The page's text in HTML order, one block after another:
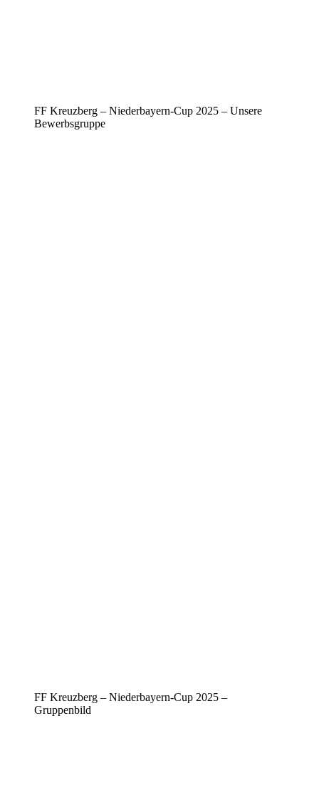
FF Kreuzberg – Niederbayern-Cup 2025 – Unsere
Bewerbsgruppe
FF Kreuzberg – Niederbayern-Cup 2025 –
Gruppenbild